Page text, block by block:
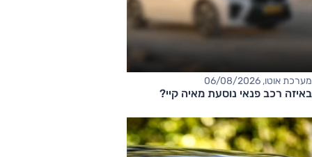
מערכת אוטו, 06/08/2026
באיזה רכב פנאי נוסעת מאיה קיי?